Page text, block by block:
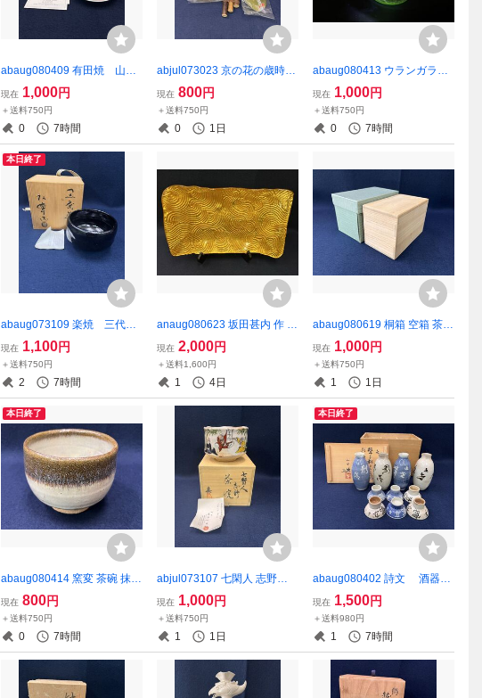
abaug080409 有田焼 山徳
窯 扇紋 カップ ソーサー
碗皿
現在 1,000円
＋送料750円
0 7時間
abjul073023 京の花の歳時
記 ハ月蓮 置物 郷土玩
具 インテリア
現在 800円
＋送料750円
0 1日
abaug080413 ウランガラス
和ガラス 氷コップ 昭和レト
ロ アンティーク
現在 1,000円
＋送料750円
0 7時間
本日終了
abaug073109 楽焼 三代
松楽 黒楽茶碗 茶道具 陶芸
現在 1,100円
＋送料750円
2 7時間
anaug080623 坂田甚内 作 黄
波紋 ガラス飾皿 長方皿
置物
現在 2,000円
＋送料1,600円
1 4日
abaug080619 桐箱 空箱 茶道
具 木箱 木工芸 茶通箱(化粧箱
破損あり)
現在 1,000円
＋送料750円
1 1日
本日終了
abaug080414 窯変 茶碗 抹茶
碗 茶道具 在銘 陶芸
現在 800円
＋送料750円
0 7時間
abjul073107 七閑人 志野茶
碗 茶道具 抹茶碗 長谷川 義昭
現在 1,000円
＋送料750円
1 1日
本日終了
abaug080402 詩文 酒器セ
ット 酒器揃 お猪口 徳利
在銘
現在 1,500円
＋送料980円
1 7時間